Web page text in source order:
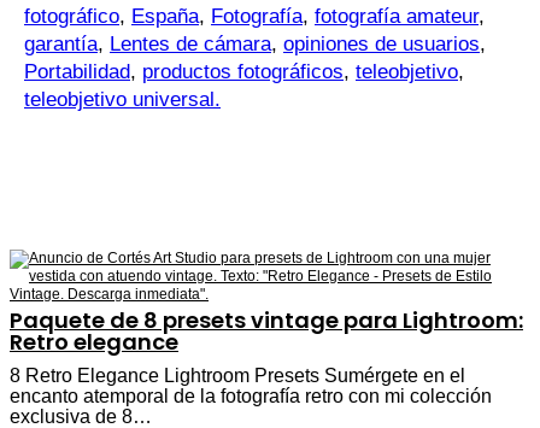
fotográfico, España, Fotografía, fotografía amateur,
garantía, Lentes de cámara, opiniones de usuarios,
Portabilidad, productos fotográficos, teleobjetivo,
teleobjetivo universal.
Paquete de 8 presets vintage para Lightroom:
Retro elegance
8 Retro Elegance Lightroom Presets Sumérgete en el
encanto atemporal de la fotografía retro con mi colección
exclusiva de 8…